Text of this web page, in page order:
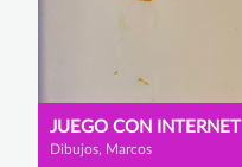
JUEGO CON INTERNET
Dibujos, Marcos